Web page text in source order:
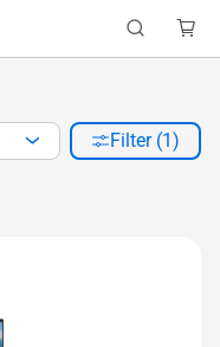
Filter (1)